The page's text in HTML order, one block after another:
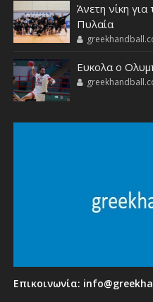
Άνετη νίκη
Πυλαία
Ευκολα ο
Επικοινωνία: